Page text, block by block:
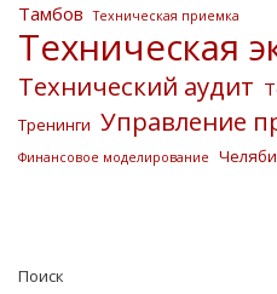
Тамбов Техническая приемка
Техническая
Технический аудит
Тренинги Управление
Финансовое моделирование
Поиск